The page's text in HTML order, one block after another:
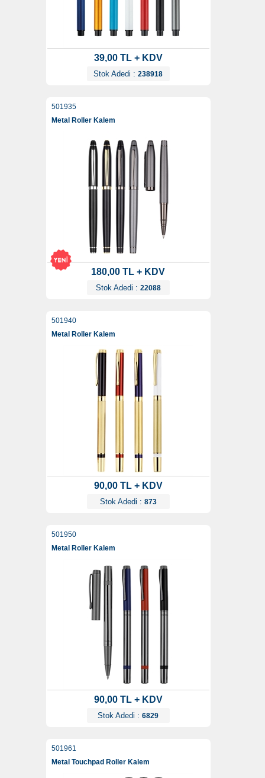
39,00 TL + KDV
Stok Adedi : 238918
501935
Metal Roller Kalem
180,00 TL + KDV
Stok Adedi : 22088
501940
Metal Roller Kalem
90,00 TL + KDV
Stok Adedi : 873
501950
Metal Roller Kalem
90,00 TL + KDV
Stok Adedi : 6829
501961
Metal Touchpad Roller Kalem